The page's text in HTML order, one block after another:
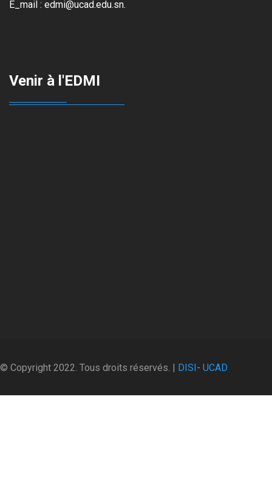
E_mail : edmi@ucad.edu.sn.
Venir à l'EDMI
© Copyright 2022. Tous droits réservés. | DISI- UCAD